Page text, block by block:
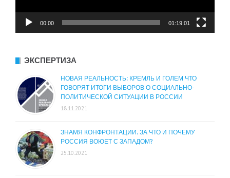
00:00 01:19:01
ЭКСПЕРТИЗА
НОВАЯ РЕАЛЬНОСТЬ: КРЕМЛЬ И ГОЛЕМ ЧТО
ГОВОРЯТ ИТОГИ ВЫБОРОВ О СОЦИАЛЬНО-
ПОЛИТИЧЕСКОЙ СИТУАЦИИ В РОССИИ
18.11.2021
ЗНАМЯ КОНФРОНТАЦИИ. ЗА ЧТО И ПОЧЕМУ
РОССИЯ ВОЮЕТ С ЗАПАДОМ?
25.10.2021